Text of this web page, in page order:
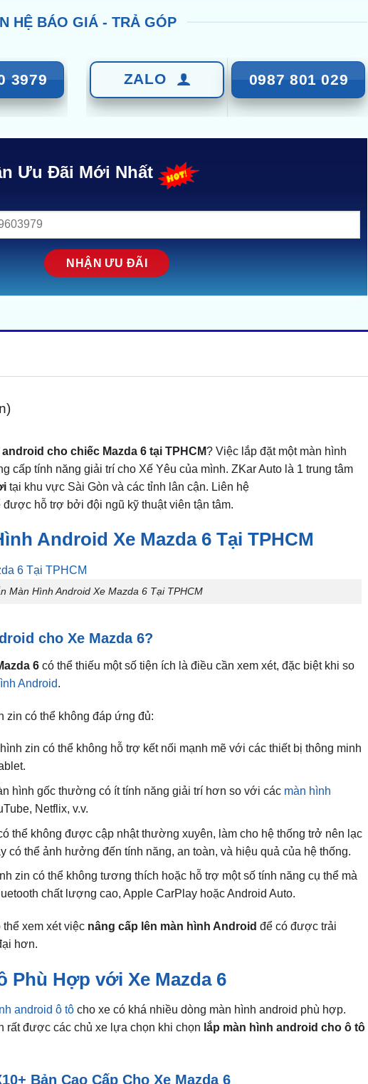
HỆ BÁO GIÁ - TRẢ GÓP
3979 ZALO 0987 801 029
Ưu Đãi Mới Nhất
cho chiếc Mazda 6 tại TPHCM? Việc lắp đặt một màn hình
cấp tính năng giải trí cho Xế Yêu của mình. ZKar Auto là 1 trung tâm
tại khu vực Sài Gòn và các tỉnh lân cận. Liên hệ
hỗ trợ bởi đội ngũ kỹ thuật viên tận tâm.
Android Xe Mazda 6 Tại TPHCM
Màn Hình Android Xe Mazda 6 Tại TPHCM
cho Xe Mazda 6?
6có thể thiếu một số tiện ích là điều cần xem xét, đặc biệt khi so
Android.
zin có thể không đáp ứng đủ:
zin có thể không hỗ trợ kết nối mạnh mẽ với các thiết bị thông minh
hình gốc thường có ít tính năng giải trí hơn so với các màn hình
Netflix, v.v.
thể không được cập nhật thường xuyên, làm cho hệ thống trở nên lạc
có thể ảnh hưởng đến tính năng, an toàn, và hiệu quả của hệ thống.
zin có thể không tương thích hoặc hỗ trợ một số tính năng cụ thể mà
chất lượng cao, Apple CarPlay hoặc Android Auto.
xem xét việc nâng cấp lên màn hình Android để có được trải
hơn.
Phù Hợp với Xe Mazda 6
android ô tôcho xe có khá nhiều dòng màn hình android phù hợp.
rất được các chủ xe lựa chọn khi chọn lắp màn hình android cho ô tô
Bản Cao Cấp Cho Xe Mazda 6